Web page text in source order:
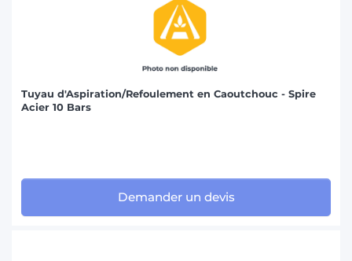
Tuyau d'Aspiration/Refoulement en Caoutchouc - Spire
Acier 10 Bars
Demander un devis